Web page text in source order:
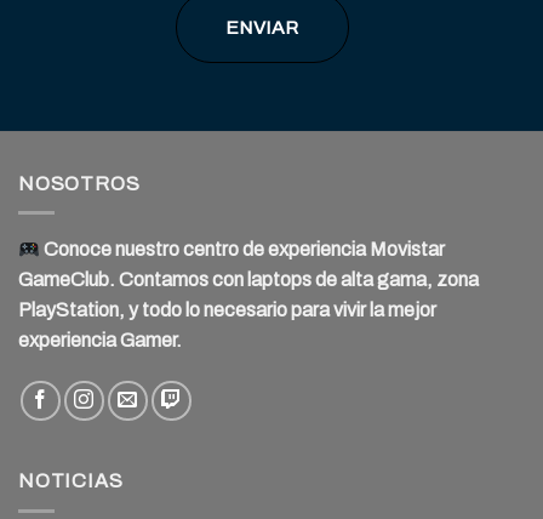
NOSOTROS
Conoce nuestro centro de experiencia Movistar
GameClub. Contamos con laptops de alta gama, zona
PlayStation, y todo lo necesario para vivir la mejor
experiencia Gamer.
NOTICIAS